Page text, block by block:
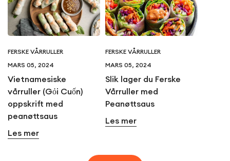
FERSKE VÅRRULLER
MARS 05, 2024
Vietnamesiske
vårruller (Gỏi Cuốn)
oppskrift med
peanøttsaus
Les mer
FERSKE VÅRRULLER
MARS 05, 2024
Slik lager du Ferske
Vårruller med
Peanøttsaus
Les mer